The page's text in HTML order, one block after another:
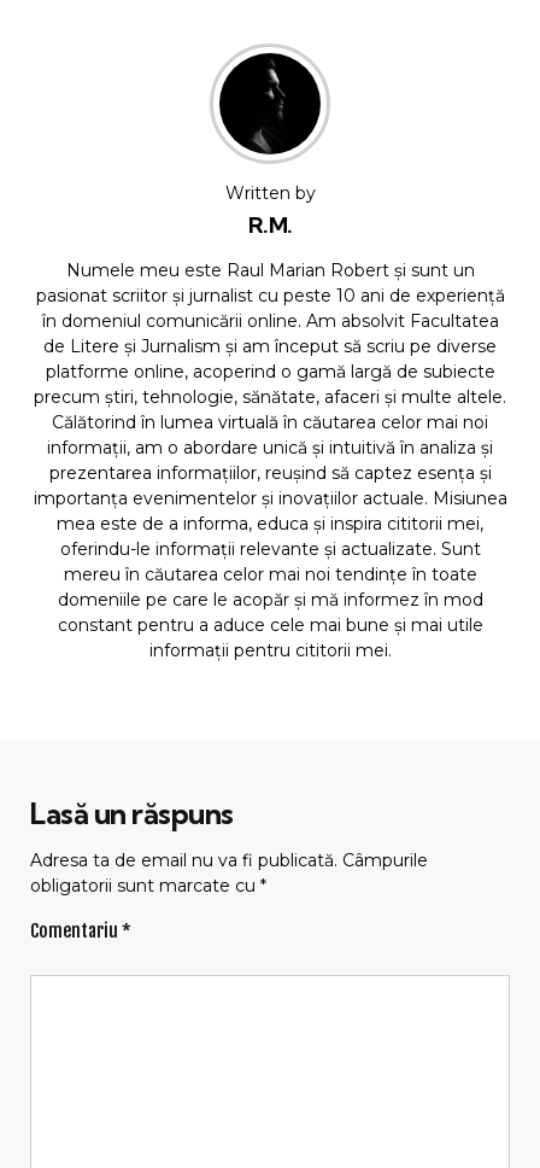
Written by
R.M.
Numele meu este Raul Marian Robert și sunt un
pasionat scriitor și jurnalist cu peste 10 ani de experiență
în domeniul comunicării online. Am absolvit Facultatea
de Litere și Jurnalism și am început să scriu pe diverse
platforme online, acoperind o gamă largă de subiecte
precum știri, tehnologie, sănătate, afaceri și multe altele.
Călătorind în lumea virtuală în căutarea celor mai noi
informații, am o abordare unică și intuitivă în analiza și
prezentarea informațiilor, reușind să captez esența și
importanța evenimentelor și inovațiilor actuale. Misiunea
mea este de a informa, educa și inspira cititorii mei,
oferindu-le informații relevante și actualizate. Sunt
mereu în căutarea celor mai noi tendințe în toate
domeniile pe care le acopăr și mă informez în mod
constant pentru a aduce cele mai bune și mai utile
informații pentru cititorii mei.
Lasă un răspuns
Adresa ta de email nu va fi publicată. Câmpurile
obligatorii sunt marcate cu *
Comentariu *